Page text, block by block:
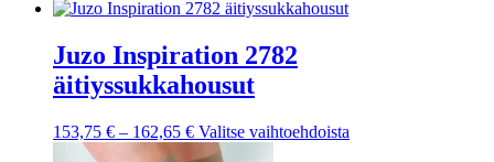
Juzo Inspiration 2782
äitiyssukkahousut
153,75 € – 162,65 €Hintaluokka:
153,75 €
Valitse vaihtoehdoista